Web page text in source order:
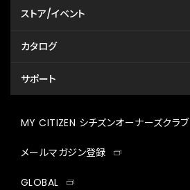
ストア/イベント
カタログ
サポート
MY CITIZEN シチズンオーナーズクラブ
メールマガジン登録
GLOBAL